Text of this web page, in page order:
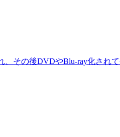
その後DVDやBlu-ray化され